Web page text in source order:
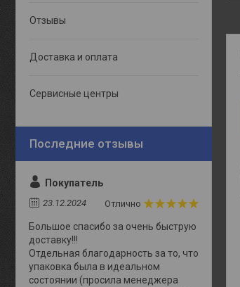
Отзывы
Доставка и оплата
Сервисные центры
Покупатель
23.12.2024 Отлично
Большое спасибо за очень быструю
доставку!!!
Отдельная благодарность за то, что
упаковка была в идеальном
состоянии (просила менеджера